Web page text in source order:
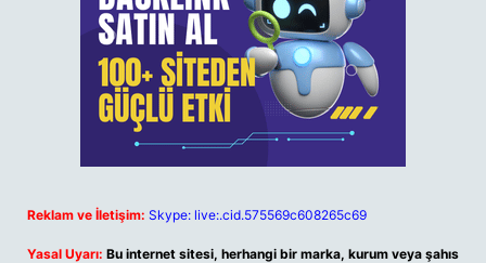
Reklam ve İletişim: Skype: live:.cid.575569c608265c69
Yasal Uyarı: Bu internet sitesi, herhangi bir marka, kurum veya şahıs